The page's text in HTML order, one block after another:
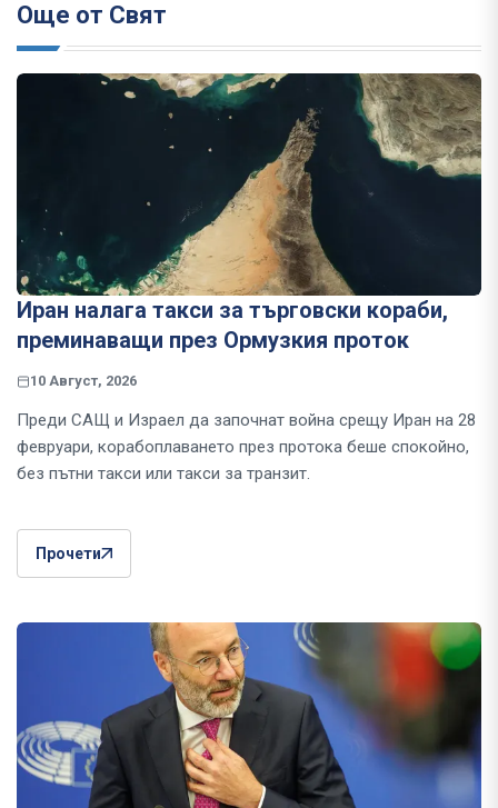
Още от Свят
Иран налага такси за търговски кораби,
преминаващи през Ормузкия проток
10 Август, 2026
Преди САЩ и Израел да започнат война срещу Иран на 28
февруари, корабоплаването през протока беше спокойно,
без пътни такси или такси за транзит.
Прочети